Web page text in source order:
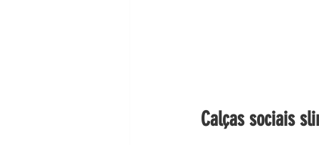
Calças sociais